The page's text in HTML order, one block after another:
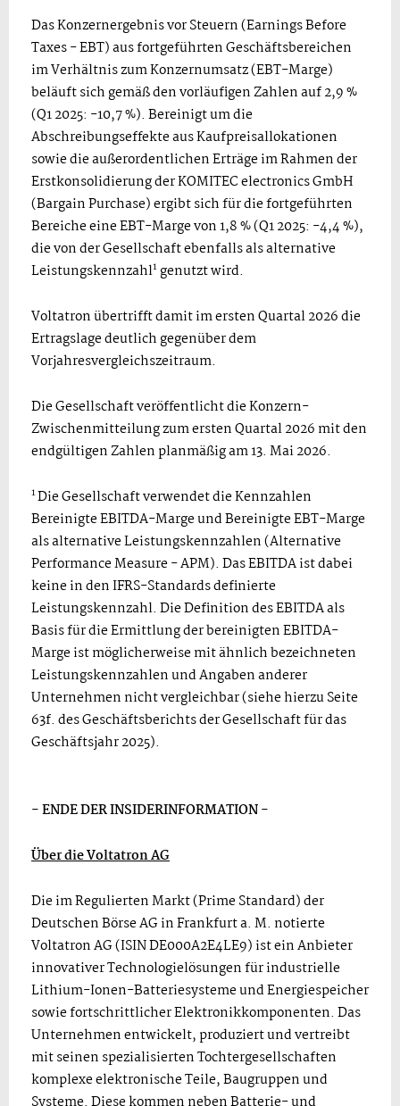
Das Konzernergebnis vor Steuern (Earnings Before
Taxes - EBT) aus fortgeführten Geschäftsbereichen
im Verhältnis zum Konzernumsatz (EBT-Marge)
beläuft sich gemäß den vorläufigen Zahlen auf 2,9 %
(Q1 2025: -10,7 %). Bereinigt um die
Abschreibungseffekte aus Kaufpreisallokationen
sowie die außerordentlichen Erträge im Rahmen der
Erstkonsolidierung der KOMITEC electronics GmbH
(Bargain Purchase) ergibt sich für die fortgeführten
Bereiche eine EBT-Marge von 1,8 % (Q1 2025: -4,4 %),
die von der Gesellschaft ebenfalls als alternative
Leistungskennzahl1 genutzt wird.
Voltatron übertrifft damit im ersten Quartal 2026 die
Ertragslage deutlich gegenüber dem
Vorjahresvergleichszeitraum.
Die Gesellschaft veröffentlicht die Konzern-
Zwischenmitteilung zum ersten Quartal 2026 mit den
endgültigen Zahlen planmäßig am 13. Mai 2026.
1Die Gesellschaft verwendet die Kennzahlen
Bereinigte EBITDA-Marge und Bereinigte EBT-Marge
als alternative Leistungskennzahlen (Alternative
Performance Measure - APM). Das EBITDA ist dabei
keine in den IFRS-Standards definierte
Leistungskennzahl. Die Definition des EBITDA als
Basis für die Ermittlung der bereinigten EBITDA-
Marge ist möglicherweise mit ähnlich bezeichneten
Leistungskennzahlen und Angaben anderer
Unternehmen nicht vergleichbar (siehe hierzu Seite
63f. des Geschäftsberichts der Gesellschaft für das
Geschäftsjahr 2025).
- ENDE DER INSIDERINFORMATION -
Über die Voltatron AG
Die im Regulierten Markt (Prime Standard) der
Deutschen Börse AG in Frankfurt a. M. notierte
Voltatron AG (ISIN DE000A2E4LE9) ist ein Anbieter
innovativer Technologielösungen für industrielle
Lithium-Ionen-Batteriesysteme und Energiespeicher
sowie fortschrittlicher Elektronikkomponenten. Das
Unternehmen entwickelt, produziert und vertreibt
mit seinen spezialisierten Tochtergesellschaften
komplexe elektronische Teile, Baugruppen und